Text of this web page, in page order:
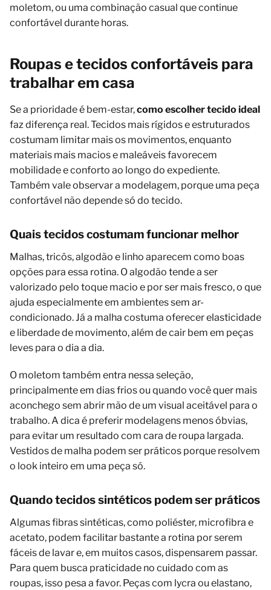
moletom, ou uma combinação casual que continue
confortável durante horas.
Roupas e tecidos confortáveis para
trabalhar em casa
Se a prioridade é bem-estar,como escolher tecido ideal
faz diferença real. Tecidos mais rígidos e estruturados
costumam limitar mais os movimentos, enquanto
materiais mais macios e maleáveis favorecem
mobilidade e conforto ao longo do expediente.
Também vale observar a modelagem, porque uma peça
confortável não depende só do tecido.
Quais tecidos costumam funcionar melhor
Malhas, tricôs, algodão e linho aparecem como boas
opções para essa rotina. O algodão tende a ser
valorizado pelo toque macio e por ser mais fresco, o que
ajuda especialmente em ambientes sem ar-
condicionado. Já a malha costuma oferecer elasticidade
e liberdade de movimento, além de cair bem em peças
leves para o dia a dia.
O moletom também entra nessa seleção,
principalmente em dias frios ou quando você quer mais
aconchego sem abrir mão de um visual aceitável para o
trabalho. A dica é preferir modelagens menos óbvias,
para evitar um resultado com cara de roupa largada.
Vestidos de malha podem ser práticos porque resolvem
o look inteiro em uma peça só.
Quando tecidos sintéticos podem ser práticos
Algumas fibras sintéticas, como poliéster, microfibra e
acetato, podem facilitar bastante a rotina por serem
fáceis de lavar e, em muitos casos, dispensarem passar.
Para quem busca praticidade no cuidado com as
roupas, isso pesa a favor. Peças com lycra ou elastano,